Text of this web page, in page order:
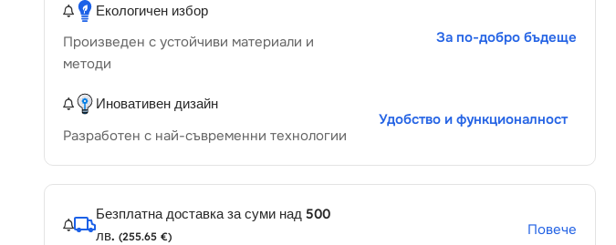
Екологичен избор
Произведен с устойчиви материали и
методи
За по-добро бъдеще
Иновативен дизайн
Разработен с най-съвременни технологии
Удобство и функционалност
Безплатна доставка за суми над 500
лв. (255.65 €) Повече